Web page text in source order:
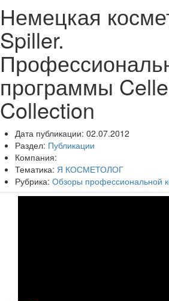
Немецкая
Spiller.
программы
Collection
Дата публикации: 02.07.2012
Раздел: Публикации
Компания:
Тематика: Я КОСМЕТОЛОГ
Рубрика: Обзоры профессиональной